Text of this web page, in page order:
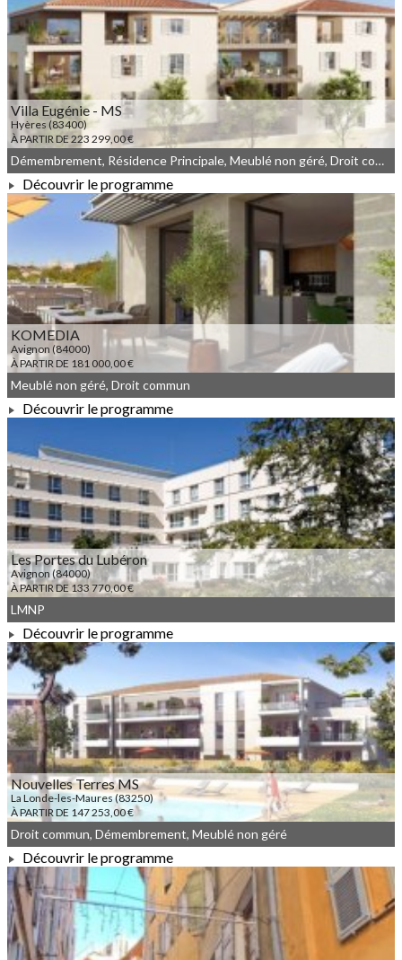
À PARTIR DE 167 400,00 €
Villa Eugénie - MS
Hyères (83400)
À PARTIR DE 223 299,00 €
À PARTIR DE 223 299,00 €
Démembrement, Résidence Principale, Meublé non géré, Droit commun
Découvrir le programme
KOMEDIA
Avignon (84000)
À PARTIR DE 181 000,00 €
À PARTIR DE 181 000,00 €
Meublé non géré, Droit commun
Découvrir le programme
Les Portes du Lubéron
Avignon (84000)
À PARTIR DE 133 770,00 €
À PARTIR DE 133 770,00 €
LMNP
Découvrir le programme
Nouvelles Terres MS
La Londe-les-Maures (83250)
À PARTIR DE 147 253,00 €
À PARTIR DE 147 253,00 €
Droit commun, Démembrement, Meublé non géré
Découvrir le programme